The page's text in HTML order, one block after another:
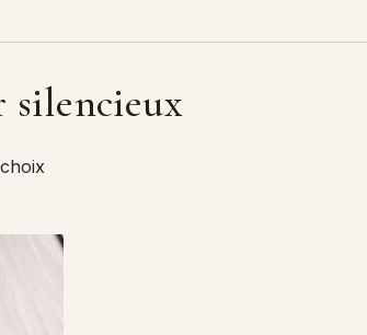
silencieux